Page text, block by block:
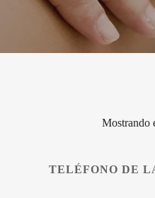
Mostrando
TELÉFONO DE